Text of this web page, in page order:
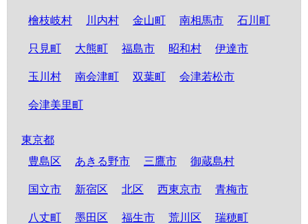
檜枝岐村 川内村 金山町 南相馬市 石川町
只見町 大熊町 福島市 昭和村 伊達市
玉川村 南会津町 双葉町 会津若松市
会津美里町
東京都
豊島区
あきる野市 三鷹市 御蔵島村
国立市 新宿区 北区 西東京市 青梅市
八丈町 墨田区 福生市 荒川区 瑞穂町